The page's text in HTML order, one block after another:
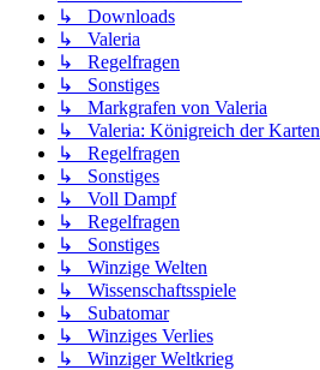
↳ Downloads
↳ Valeria
↳ Regelfragen
↳ Sonstiges
↳ Markgrafen von Valeria
↳ Valeria: Königreich der Karten
↳ Regelfragen
↳ Sonstiges
↳ Voll Dampf
↳ Regelfragen
↳ Sonstiges
↳ Winzige Welten
↳ Wissenschaftsspiele
↳ Subatomar
↳ Winziges Verlies
↳ Winziger Weltkrieg